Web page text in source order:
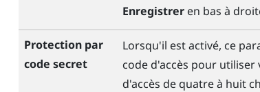
Enregistreren bas à
Protection par
code secret
Lorsqu'il est activé, ce
code d'accès pour
d'accès de quatre à huit